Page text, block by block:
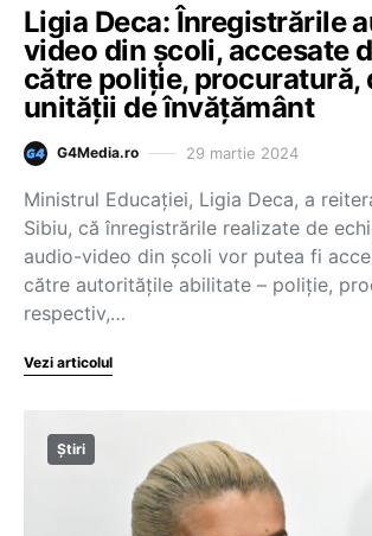
Ligia Deca: Înregistrările
video din şcoli, accesate
către poliţie, procuratură,
unităţii de învăţământ
G4Media.ro 29 martie 2024
Ministrul Educaţiei, Ligia Deca, a
Sibiu, că înregistrările realizate de
audio-video din şcoli vor putea fi
către autorităţile abilitate – poliţie,
respectiv,…
Vezi articolul
Știri